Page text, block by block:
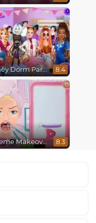
Disney Dorm Party 8.4
Extreme Makeover 8.3